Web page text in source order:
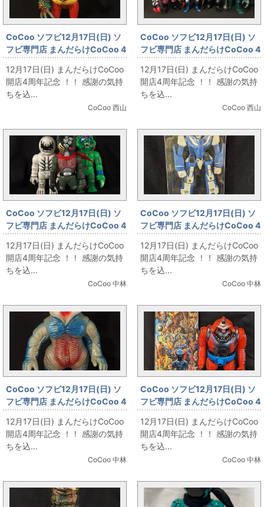
CoCoo ソフビ12月17日(日) ソ
フビ専門店 まんだらけCoCoo 4
周年記念 「Blood Guts Toys
izumonster 虎武羅亜 」
12月17日(日) まんだらけCoCoo
開店4周年記念 ！！ 感謝の気持
ちを込...
CoCoo 西山
CoCoo ソフビ12月17日(日) ソ
フビ専門店 まんだらけCoCoo 4
周年記念 「☆真頭不滅
☆REALHEAD」
12月17日(日) まんだらけCoCoo
開店4周年記念 ！！ 感謝の気持
ちを込...
CoCoo 西山
CoCoo ソフビ12月17日(日) ソ
フビ専門店 まんだらけCoCoo 4
周年記念 「リアルヘッド大集
合！」
12月17日(日) まんだらけCoCoo
開店4周年記念 ！！ 感謝の気持
ちを込...
CoCoo 中林
CoCoo ソフビ12月17日(日) ソ
フビ専門店 まんだらけCoCoo 4
周年記念 「タカトク VF-1Jマッ
クス専用タイプ」
12月17日(日) まんだらけCoCoo
開店4周年記念 ！！ 感謝の気持
ちを込...
CoCoo 中林
CoCoo ソフビ12月17日(日) ソ
フビ専門店 まんだらけCoCoo 4
周年記念 「ブルマァク メフィラ
ス星人 ハワイ版 灰色成型」
12月17日(日) まんだらけCoCoo
開店4周年記念 ！！ 感謝の気持
ちを込...
CoCoo 中林
CoCoo ソフビ12月17日(日) ソ
フビ専門店 まんだらけCoCoo 4
周年記念 「HS 怪獣シリーズ メ
カゴリラ獣２ 赤」
12月17日(日) まんだらけCoCoo
開店4周年記念 ！！ 感謝の気持
ちを込...
CoCoo 中林